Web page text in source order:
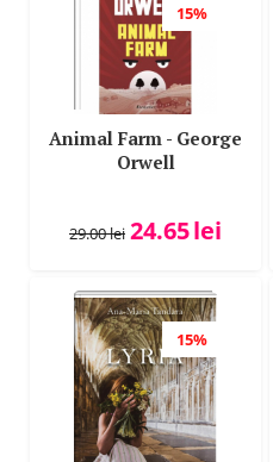
15%
Animal Farm - George
Orwell
29.00lei 24.65lei
15%